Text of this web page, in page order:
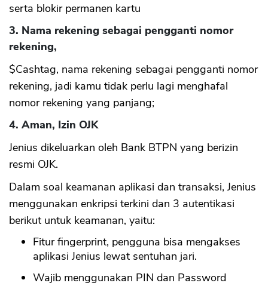
serta blokir permanen kartu
3. Nama rekening sebagai pengganti nomor
rekening,
$Cashtag, nama rekening sebagai pengganti nomor
rekening, jadi kamu tidak perlu lagi menghafal
nomor rekening yang panjang;
4. Aman, Izin OJK
Jenius dikeluarkan oleh Bank BTPN yang berizin
resmi OJK.
Dalam soal keamanan aplikasi dan transaksi, Jenius
menggunakan enkripsi terkini dan 3 autentikasi
berikut untuk keamanan, yaitu:
Fitur fingerprint, pengguna bisa mengakses
aplikasi Jenius lewat sentuhan jari.
Wajib menggunakan PIN dan Password